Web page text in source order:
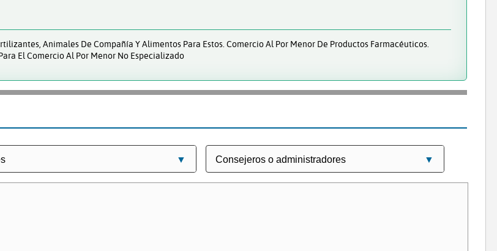
Animales De Compañía Y Alimentos Para Estos. Comercio Al Por Menor De Productos Farmacéuticos.
El Comercio Al Por Menor No Especializado